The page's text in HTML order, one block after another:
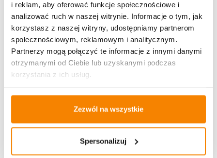
i reklam, aby oferować funkcje społecznościowe i
analizować ruch w naszej witrynie. Informacje o tym, jak
korzystasz z naszej witryny, udostępniamy partnerom
społecznościowym, reklamowym i analitycznym.
Partnerzy mogą połączyć te informacje z innymi danymi
otrzymanymi od Ciebie lub uzyskanymi podczas
korzystania z ich usług.
Zezwól na wszystkie
Spersonalizuj
Potrzebujesz większą ilość? Zapraszamy do naszej
Opis produktu
Specyfikacja